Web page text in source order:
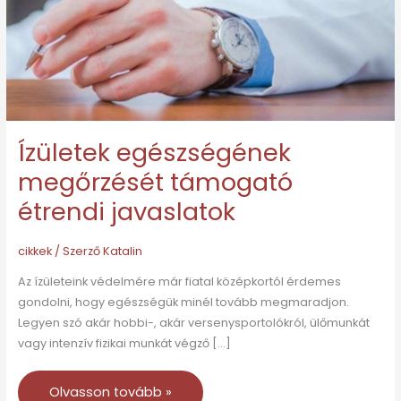
Ízületek egészségének
megőrzését támogató
étrendi javaslatok
cikkek/ SzerzőKatalin
Az ízületeink védelmére már fiatal középkortól érdemes
gondolni, hogy egészségük minél tovább megmaradjon.
Legyen szó akár hobbi-, akár versenysportolókról, ülőmunkát
vagy intenzív fizikai munkát végző […]
javaslatok
Olvasson tovább »